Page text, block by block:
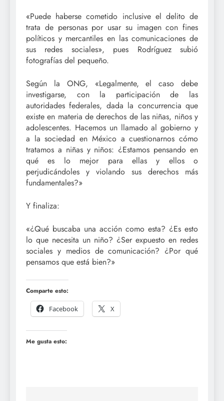
«Puede haberse cometido inclusive el delito de
trata de personas por usar su imagen con fines
políticos y mercantiles en las comunicaciones de
sus redes sociales», pues Rodríguez subió
fotografías del pequeño.
Según la ONG, «Legalmente, el caso debe
investigarse, con la participación de las
autoridades federales, dada la concurrencia que
existe en materia de derechos de las niñas, niños y
adolescentes. Hacemos un llamado al gobierno y
a la sociedad en México a cuestionarnos cómo
tratamos a niñas y niños: ¿Estamos pensando en
qué es lo mejor para ellas y ellos o
perjudicándoles y violando sus derechos más
fundamentales?»
Y finaliza:
«¿Qué buscaba una acción como esta? ¿Es esto
lo que necesita un niño? ¿Ser expuesto en redes
sociales y medios de comunicación? ¿Por qué
pensamos que está bien?»
Comparte esto:
Facebook
X
Me gusta esto: